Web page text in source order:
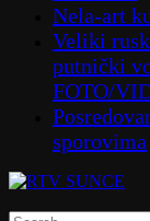
Nela-art
Veliki
putnički
FOTO/
sporovima